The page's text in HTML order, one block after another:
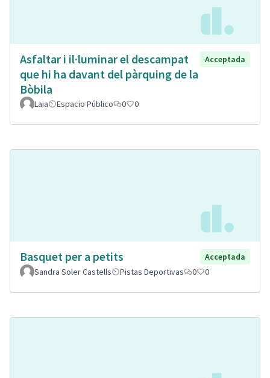
Asfaltar i il·luminar el descampat
que hi ha davant del pàrquing de la
Bòbila
Acceptada
Laia Espacio Público 0 0
Basquet per a petits
Acceptada
Sandra Soler Castells
Pistas Deportivas 0 0